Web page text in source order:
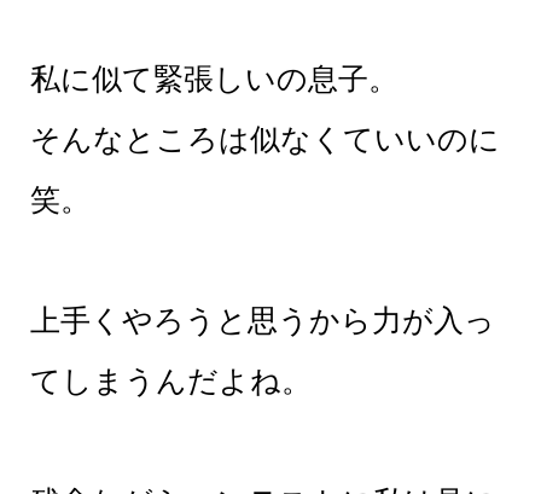
私に似て緊張しいの息子。
そんなところは似なくていいのに
笑。
上手くやろうと思うから力が入っ
てしまうんだよね。